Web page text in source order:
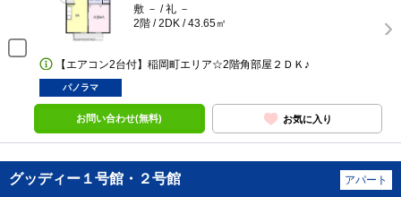
敷 － / 礼 －
2階 / 2DK / 43.65㎡
【エアコン2台付】稲岡町エリア☆2階角部屋２ＤＫ♪
パノラマ
お問い合わせ(無料) お気に入り
グッディー１号館・２号館 アパート